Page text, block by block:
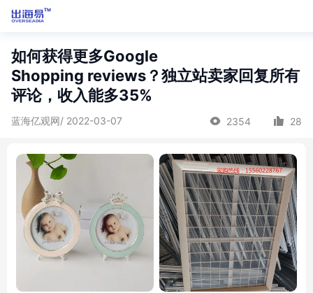
如何获得更多Google
Shopping reviews？独立站卖家回复所有
评论，收入能多35%
蓝海亿观网/ 2022-03-07 2354 28